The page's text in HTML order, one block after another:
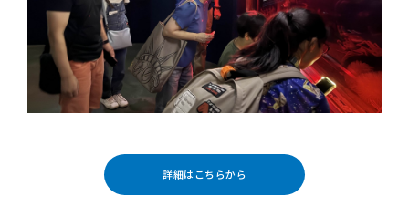
詳細はこちらから